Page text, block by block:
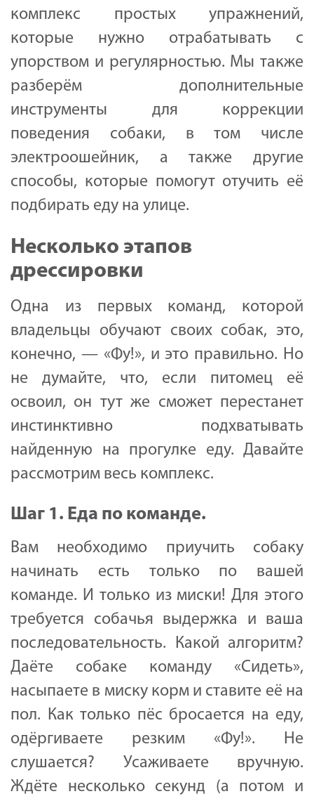
комплекс простых упражнений,
которые нужно отрабатывать с
упорством и регулярностью. Мы также
разберём дополнительные
инструменты для коррекции
поведения собаки, в том числе
электроошейник, а также другие
способы, которые помогут отучить её
подбирать еду на улице.
Несколько этапов
дрессировки
Одна из первых команд, которой
владельцы обучают своих собак, это,
конечно, — «Фу!», и это правильно. Но
не думайте, что, если питомец её
освоил, он тут же сможет перестанет
инстинктивно подхватывать
найденную на прогулке еду. Давайте
рассмотрим весь комплекс.
Шаг 1. Еда по команде.
Вам необходимо приучить собаку
начинать есть только по вашей
команде. И только из миски! Для этого
требуется собачья выдержка и ваша
последовательность. Какой алгоритм?
Даёте собаке команду «Сидеть»,
насыпаете в миску корм и ставите её на
пол. Как только пёс бросается на еду,
одёргиваете резким «Фу!». Не
слушается? Усаживаете вручную.
Ждёте несколько секунд (а потом и